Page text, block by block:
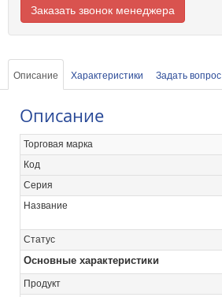
Заказать звонок менеджера
Описание Характеристики Задать вопрос
Описание
Торговая марка
Код
Серия
Название
Статус
Основные характеристики
Продукт